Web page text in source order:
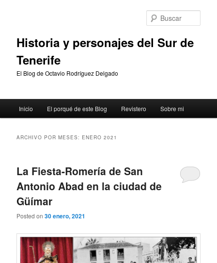
Historia y personajes del Sur de
Tenerife
El Blog de Octavio Rodríguez Delgado
principal
Inicio El porqué de este Blog Revistero Sobre mi
ARCHIVO POR MESES: ENERO 2021
La Fiesta-Romería de San
Antonio Abad en la ciudad de
Güímar
Posted on30 enero, 2021